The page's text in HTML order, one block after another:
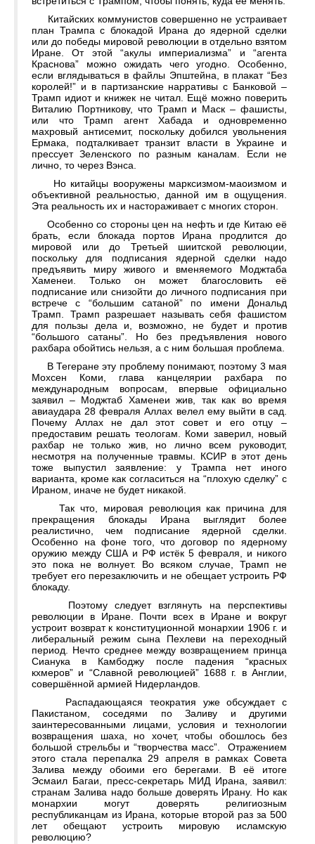
Китайских коммунистов совершенно не устраивает
план Трампа с блокадой Ирана до ядерной сделки
или до победы мировой революции в отдельно взятом
Иране. От этой “акулы империализма” и “агента
Краснова” можно ожидать чего угодно. Особенно,
если вглядываться в файлы Эпштейна, в плакат “Без
королей!” и в партизанские нарративы с Банковой –
Трамп идиот и книжек не читал. Ещё можно поверить
Виталию Портникову, что Трамп и Маск – фашисты,
или что Трамп агент Хабада и одновременно
махровый антисемит, поскольку добился увольнения
Ермака, подталкивает транзит власти в Украине и
прессует Зеленского по разным каналам. Если не
лично, то через Вэнса.
Но китайцы вооружены марксизмом-маоизмом и
объективной реальностью, данной им в ощущения.
Эта реальность их и настораживает с многих сторон.
Особенно со стороны цен на нефть и где Китаю её
брать, если блокада портов Ирана продлится до
мировой или до Третьей шиитской революции,
поскольку для подписания ядерной сделки надо
предъявить миру живого и вменяемого Моджтаба
Хаменеи. Только он может благословить её
подписание или снизойти до личного подписания при
встрече с “большим сатаной” по имени Дональд
Трамп. Трамп разрешает называть себя фашистом
для пользы дела и, возможно, не будет и против
“большого сатаны”. Но без предъявления нового
рахбара обойтись нельзя, а с ним большая проблема.
В Тегеране эту проблему понимают, поэтому 3 мая
Мохсен Коми, глава канцелярии рахбара по
международным вопросам, впервые официально
заявил – Моджтаб Хаменеи жив, так как во время
авиаудара 28 февраля Аллах велел ему выйти в сад.
Почему Аллах не дал этот совет и его отцу –
предоставим решать теологам. Коми заверил, новый
рахбар не только жив, но лично всем руководит,
несмотря на полученные травмы. КСИР в этот день
тоже выпустил заявление: у Трампа нет иного
варианта, кроме как согласиться на “плохую сделку” с
Ираном, иначе не будет никакой.
Так что, мировая революция как причина для
прекращения блокады Ирана выглядит более
реалистично, чем подписание ядерной сделки.
Особенно на фоне того, что договор по ядерному
оружию между США и РФ истёк 5 февраля, и никого
это пока не волнует. Во всяком случае, Трамп не
требует его перезаключить и не обещает устроить РФ
блокаду.
Поэтому следует взглянуть на перспективы
революции в Иране. Почти всех в Иране и вокруг
устроит возврат к конституционной монархии 1906 г. и
либеральный режим сына Пехлеви на переходный
период. Нечто среднее между возвращением принца
Сианука в Камбоджу после падения “красных
кхмеров” и “Славной революцией” 1688 г. в Англии,
совершённой армией Нидерландов.
Распадающаяся теократия уже обсуждает с
Пакистаном, соседями по Заливу и другими
заинтересованными лицами, условия и технологии
возвращения шаха, но хочет, чтобы обошлось без
большой стрельбы и “творчества масс”. Отражением
этого стала перепалка 29 апреля в рамках Совета
Залива между обоими его берегами. В её итоге
Эсмаил Багаи, пресс-секретарь МИД Ирана, заявил:
странам Залива надо больше доверять Ирану. Но как
монархии могут доверять религиозным
республиканцам из Ирана, которые второй раз за 500
лет обещают устроить мировую исламскую
революцию?